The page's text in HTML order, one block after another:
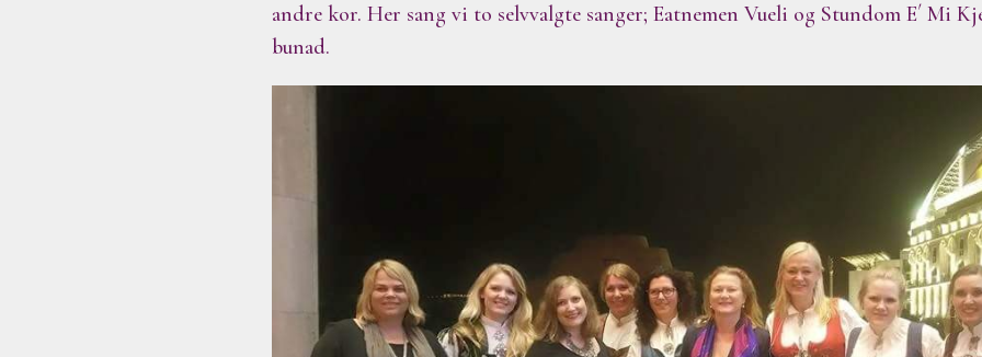
andre kor. Her sang vi to selvvalgte sanger; Eatnemen Vueli og Stundom E´ Mi
bunad.